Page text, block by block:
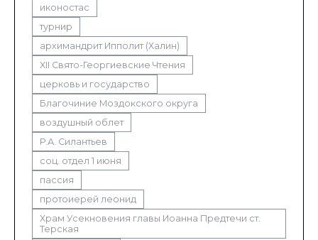
иконостас
турнир
архимандрит Ипполит (Халин)
XII Свято-Георгиевские Чтения
церковь и государство
Благочиние Моздокского округа
воздушный облет
Р.А. Силантьев
соц. отдел 1 июня
пассия
протоиерей леонид
Храм Усекновения главы Иоанна Предтечи ст.
Терская